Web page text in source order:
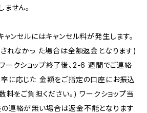
せん。
ンセルにはキャンセル料が発生します。
れなかっ た場合は全額返金となります)
ークショップ終了後、2-6 週間でご連絡
に応じた 金額をご指定の口座にお振込
料をご負担ください。) ワークショップ当
連絡が無い場合は返金不能となります